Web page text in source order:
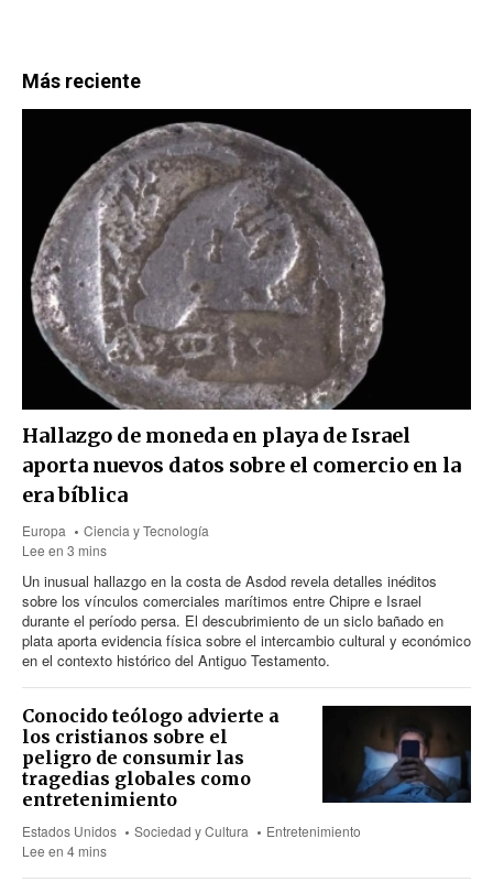
Más reciente
Hallazgo de moneda en playa de Israel
aporta nuevos datos sobre el comercio en la
era bíblica
Europa
Ciencia y Tecnología
Lee en 3 mins
Un inusual hallazgo en la costa de Asdod revela detalles inéditos
sobre los vínculos comerciales marítimos entre Chipre e Israel
durante el período persa. El descubrimiento de un siclo bañado en
plata aporta evidencia física sobre el intercambio cultural y económico
en el contexto histórico del Antiguo Testamento.
Conocido teólogo advierte a
los cristianos sobre el
peligro de consumir las
tragedias globales como
entretenimiento
Estados Unidos Sociedad y Cultura
Entretenimiento
Lee en 4 mins